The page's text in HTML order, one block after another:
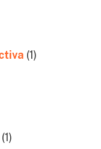
(1)
(1)